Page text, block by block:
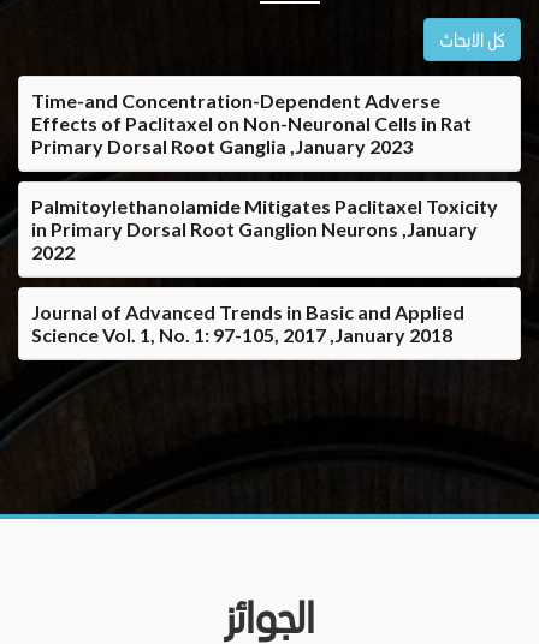
كل الابحاث
Time-and Concentration-Dependent Adverse
Effects of Paclitaxel on Non-Neuronal Cells in Rat
Primary Dorsal Root Ganglia ,January 2023
Palmitoylethanolamide Mitigates Paclitaxel Toxicity
in Primary Dorsal Root Ganglion Neurons ,January
2022
Journal of Advanced Trends in Basic and Applied
Science Vol. 1, No. 1: 97-105, 2017 ,January 2018
الجوائز